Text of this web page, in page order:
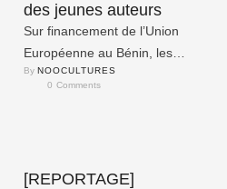
des jeunes auteurs
Sur financement de l’Union
Européenne au Bénin, les
associations Théâtre d’Afrique
By NOOCULTURES
0 Comments
[REPORTAGE]